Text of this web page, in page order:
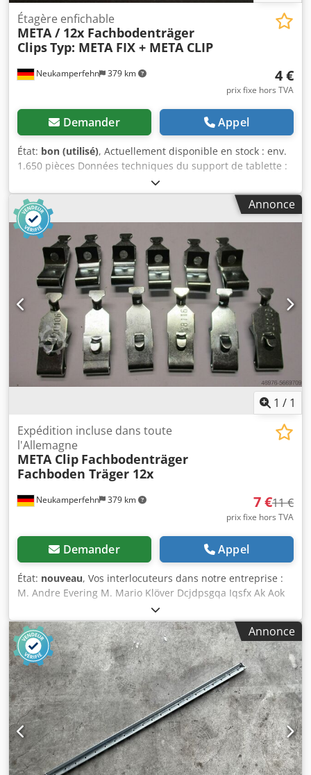
Neukamperfehn 379 km
Étagère enfichable
META / 12x Fachbodenträger
ClipsTyp: META FIX + META CLIP
4 €
prix fixe hors TVA
Demander Appel
État: bon (utilisé), Actuellement disponible en stock : env.
1.650 pièces Données techniques du support de tablette :
Fabricant : META Type : META FIX + META CLIP La livraison
comprend : 12x supports de tablette, d'occasion Version :
p. tablettes Couleur du matériau : entièrement galvanisé
Hauteur totale : env. 53 mm largeur totale : env. 18 mm
Épaisseur du matériau : env. 1,2 mm Poids | pce. env.
0,012 Kg Vos interlocuteurs dans notre entreprise :
Monsieur : Andre Evering Dcjdpfsrl Ifxex Ak Ajk Monsieur :
Mario Klöver Monsieur : Falk Deutsch Informations
générales sur l'article : Cet article n'est proposé qu'à
l'enlèvement. Un transport supplémentaire souhaité ou un
envoi de cet article est lié à des frais supplémentaires qui
doivent être payés séparément. en fonction du lieu de
livraison ou du volume de livraison.
Annonce
1 / 1
Neukamperfehn 379 km
Expédition incluse dans toute
l'Allemagne
META Clip Fachbodenträger
Fachboden Träger 12x
7 €11 €
prix fixe hors TVA
Demander Appel
État: nouveau, Vos interlocuteurs dans notre entreprise :
M. Andre Evering M. Mario Klöver Dcjdpsgqa Iqsfx Ak Aok
M. Falk Deutsch M. Simon Blank Nous vous proposons ici
de nouveaux supports pour étagères industrielles du
fabricant META, à la vente. - livraison incluse dans toute
l’Allemagne - Fabricant : META Type : META FIX + META CLIP
Le contenu de la livraison comprend : 12 supports pour
étagères industrielles, neufs Couleur du matériau :
entièrement galvanisé Épaisseur du matériau : environ
1,24 mm Hauteur totale : environ 53,60 mm Largeur totale :
environ 18,08 mm Poids/pièce : environ 0,013 kg
Informations générales sur l’article : Cet article est proposé
avec la livraison incluse dans toute l’Allemagne ! La
livraison vers les îles est exclue !
Annonce